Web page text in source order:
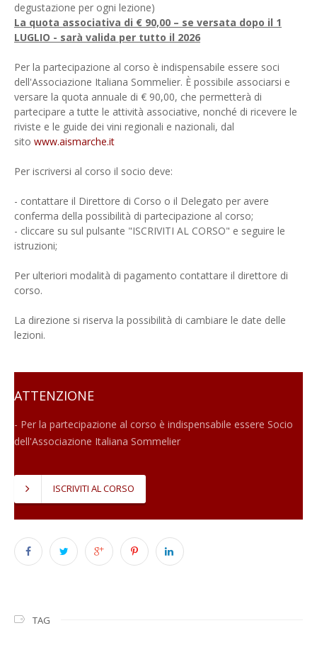
degustazione per ogni lezione)
La quota associativa di € 90,00 – se versata dopo il 1
LUGLIO - sarà valida per tutto il 2026
Per la partecipazione al corso è indispensabile essere soci
dell'Associazione Italiana Sommelier. È possibile associarsi e
versare la quota annuale di € 90,00, che permetterà di
partecipare a tutte le attività associative, nonché di ricevere le
riviste e le guide dei vini regionali e nazionali, dal
sito www.aismarche.it
Per iscriversi al corso il socio deve:
- contattare il Direttore di Corso o il Delegato per avere
conferma della possibilità di partecipazione al corso;
- cliccare su sul pulsante "ISCRIVITI AL CORSO" e seguire le
istruzioni;
Per ulteriori modalità di pagamento contattare il direttore di
corso.
La direzione si riserva la possibilità di cambiare le date delle
lezioni.
ATTENZIONE
- Per la partecipazione al corso è indispensabile essere Socio
dell'Associazione Italiana Sommelier
ISCRIVITI AL CORSO
TAG